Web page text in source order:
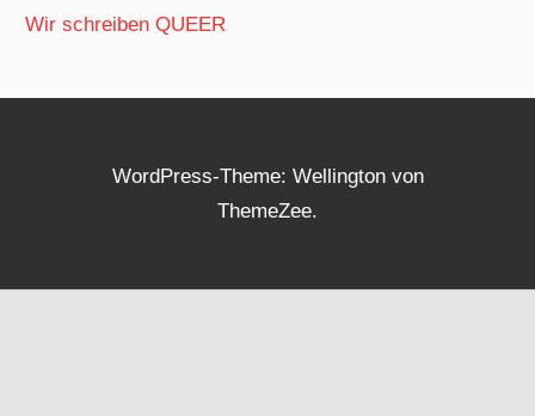
Wir schreiben QUEER
WordPress-Theme: Wellington von
ThemeZee.